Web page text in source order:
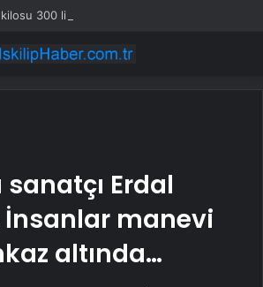
300 liraya fırladı, emekli isyan etti
sanatçı Erdal
İnsanlar manevi
altında…